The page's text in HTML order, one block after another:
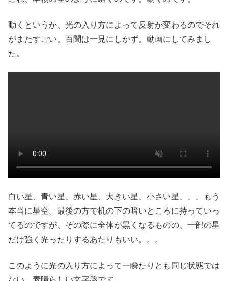
動くというか、光の入り方によって反射が変わるのでそれ
がまたすごい。百聞は一見にしかず。動画にしてみまし
た。
白い星、青い星、赤い星、大きい星、小さい星、、、もう
本当に星空。最後の方で机の下の暗いところに持っていっ
てるのですが、その際に全体が黒くなるものの、一部の星
だけ強く光ったりするあたりもいい。。。
このように光の入り方によって一瞬たりとも同じ状態では